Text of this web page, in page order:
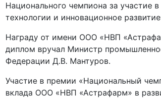
Национального чемпиона за участие
технологии и инновационное
Награду от имени ООО «НВП
диплом вручал Министр
Федерации Д.В. Мантуров.
Участие в премии «Национальный
вклада ООО «НВП «Астрафарм» в